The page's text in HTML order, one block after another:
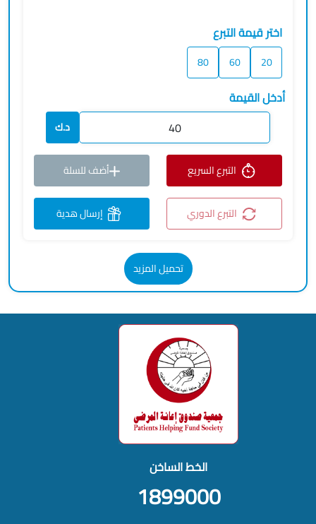
اختر قيمة التبرع
20
60
80
أدخل القيمة
د.ك
التبرع السريع أضف للسلة
التبرع الدوري إرسال هدية
تحميل المزيد
الخط الساخن
1899000